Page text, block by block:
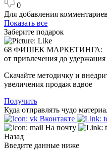
0
Для добавления
Показать все
Заберите подарок
68 ФИШЕК МАРКЕТИНГА:
от привлечения до удержания
Скачайте методичку и
увеличения продаж вдвое
Получить
Куда отправлять чудо
Вконтакте
На почту
Назад
Введите данные ниже